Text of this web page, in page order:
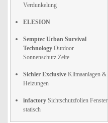
Verdunkelung
ELESION
Semptec Urban Survival
Technology Outdoor
Sonnenschutz Zelte
Sichler Exclusive Klimaanlagen &
Heizungen
infactory Sichtschutzfolien Fenster
statisch